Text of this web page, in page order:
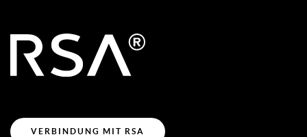
VERBINDUNG MIT RSA